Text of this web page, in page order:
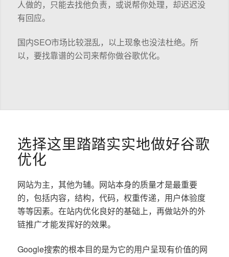
人做的，只能去找他负责，或说帮你处理，却迟迟没
有回应。
国内SEO市场比较混乱，以上现象也没法杜绝。所
以，要找靠谱的公司来帮你做谷歌优化。
选择这里踏踏实实地做好谷歌
优化
网站为主，其他为辅。网站本身的质量才是最重要
的，包括内容，结构，代码，权重传递，用户体验度
等等因素。在站内优化良好的基础上，再做站外的外
链推广才能发挥好的效果。
Google搜索的根本目的是为它的用户呈现有价值的网